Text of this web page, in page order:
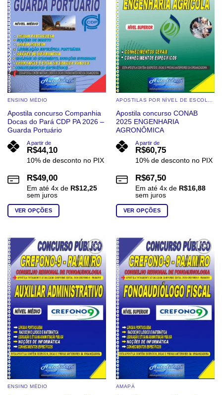
podem
ser
escolhidas
na
página
do
produto
podem
ser
escolhidas
na
página
do
produto
ENSINO MÉDIO
Apostila concurso Companhia
Docas do Pará CDP PA 2026 –
Guarda Portuário
A partir de
R$44,10
10% de desconto no PIX
R$49,00
Em até 4x de R$12,25
sem juros
VER OPÇÕES
tem
várias
variantes.
As
opções
podem
ser
escolhidas
na
página
do
produto
APOSTILAS POR NÍVEL DE ESCOLARIDADE
Apostila concurso CONAB
2025 ENGENHARIA
AGRONÔMICA
A partir de
R$60,75
10% de desconto no PIX
R$67,50
Em até 4x de R$16,88
sem juros
VER OPÇÕES
tem
várias
variantes.
As
opções
podem
ser
escolhidas
na
página
do
produto
Add to
wishlist
ENSINO MÉDIO
Add to
wishlist
AMAPÁ